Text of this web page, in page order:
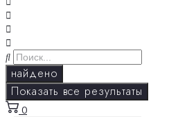
найдено
Показать все результаты
0